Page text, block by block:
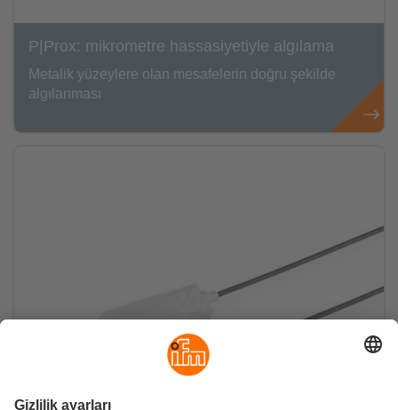
P|Prox: mikrometre hassasiyetiyle algılama
Metalik yüzeylere olan mesafelerin doğru şekilde
algılanması